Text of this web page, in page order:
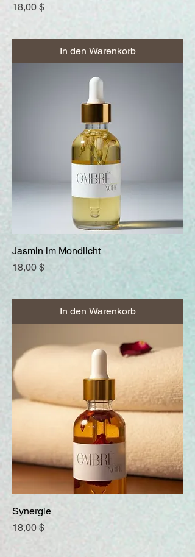
Preis
18,00 $
In den Warenkorb
Jasmin im Mondlicht
Preis
18,00 $
In den Warenkorb
Synergie
Preis
18,00 $